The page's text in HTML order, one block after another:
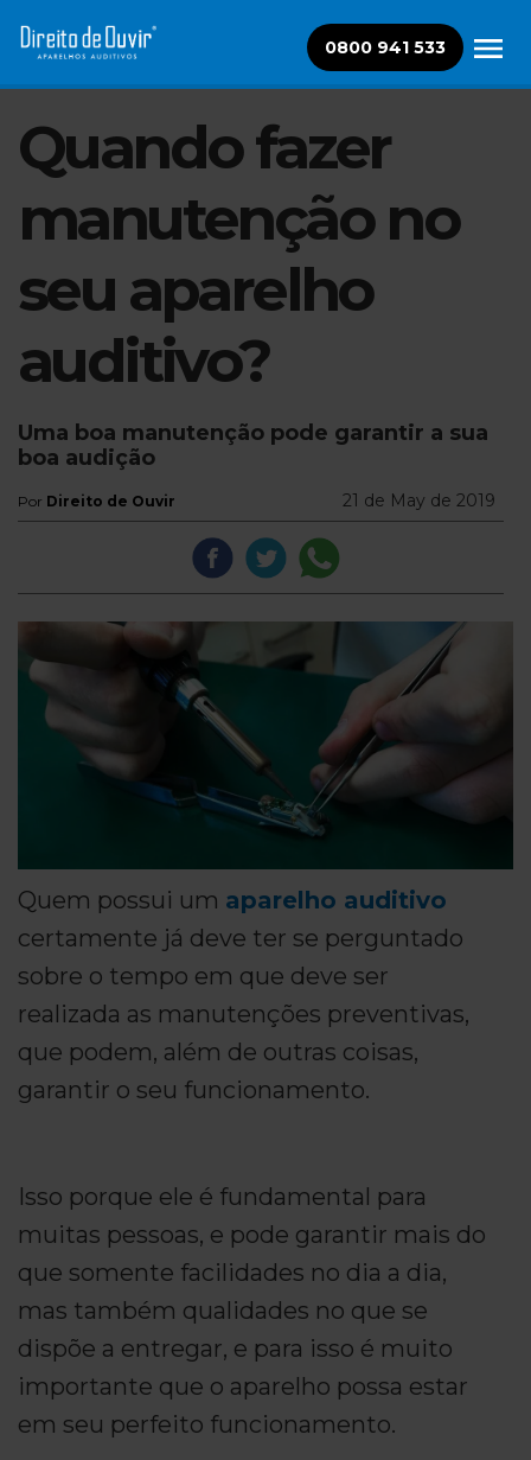
0800 941 533
Quando fazer
manutenção no
seu aparelho
auditivo?
Uma boa manutenção pode garantir a sua
boa audição
Por Direito de Ouvir 21 de May de 2019
Quem possui um aparelho auditivo
certamente já deve ter se perguntado
sobre o tempo em que deve ser
realizada as manutenções preventivas,
que podem, além de outras coisas,
garantir o seu funcionamento.
Isso porque ele é fundamental para
muitas pessoas, e pode garantir mais do
que somente facilidades no dia a dia,
mas também qualidades no que se
dispõe a entregar, e para isso é muito
importante que o aparelho possa estar
em seu perfeito funcionamento.